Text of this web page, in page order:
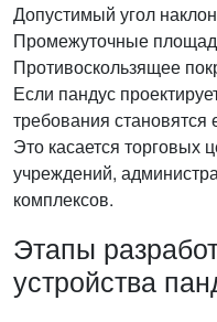
Допустимый угол
Промежуточные
Противоскользящее
Если пандус
требования
Это касается торговых
учреждений,
комплексов.
Этапы
устройства